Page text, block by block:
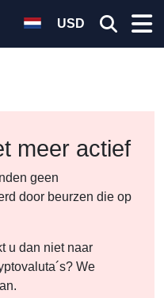
USD
meer actief
geen
door beurzen die op
u dan niet naar
We